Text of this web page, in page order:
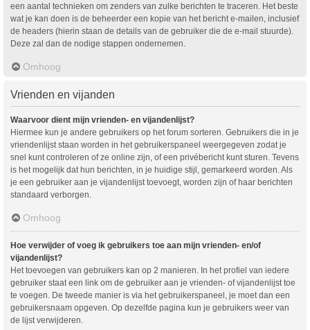
een aantal technieken om zenders van zulke berichten te traceren. Het beste
wat je kan doen is de beheerder een kopie van het bericht e-mailen, inclusief
de headers (hierin staan de details van de gebruiker die de e-mail stuurde).
Deze zal dan de nodige stappen ondernemen.
Omhoog
Vrienden en vijanden
Waarvoor dient mijn vrienden- en vijandenlijst?
Hiermee kun je andere gebruikers op het forum sorteren. Gebruikers die in je
vriendenlijst staan worden in het gebruikerspaneel weergegeven zodat je
snel kunt controleren of ze online zijn, of een privébericht kunt sturen. Tevens
is het mogelijk dat hun berichten, in je huidige stijl, gemarkeerd worden. Als
je een gebruiker aan je vijandenlijst toevoegt, worden zijn of haar berichten
standaard verborgen.
Omhoog
Hoe verwijder of voeg ik gebruikers toe aan mijn vrienden- en/of
vijandenlijst?
Het toevoegen van gebruikers kan op 2 manieren. In het profiel van iedere
gebruiker staat een link om de gebruiker aan je vrienden- of vijandenlijst toe
te voegen. De tweede manier is via het gebruikerspaneel, je moet dan een
gebruikersnaam opgeven. Op dezelfde pagina kun je gebruikers weer van
de lijst verwijderen.